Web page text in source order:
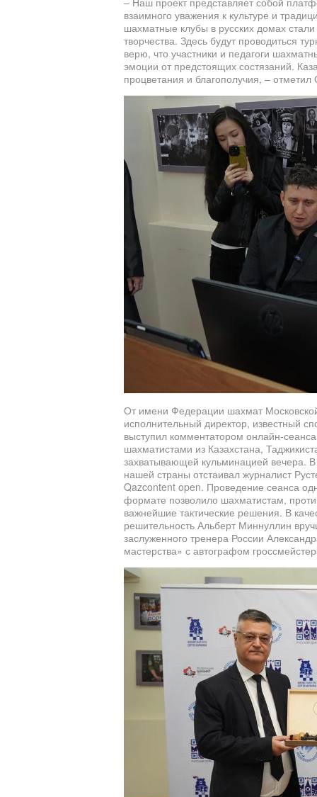
взаимного уважения к культуре и
шахматные клубы в русских домах
творчества. Здесь будут проводиться
верю, что участники и педагоги
эмоции от предстоящих состязаний.
процветания и благополучия, – отметил
От имени Федерации шахмат
исполнительный директор, известный
выступил комментатором онлайн-
шахматистами из Казахстана,
захватывающей кульминацией вечера.
нашей страны отстаивал журналист
Qazcontent open. Проведение сеанса
формате позволило шахматис­там,
важнейшие тактические решения. В
решительность Альберт Миннуллин
заслуженного тренера России
мастерства» с автографом